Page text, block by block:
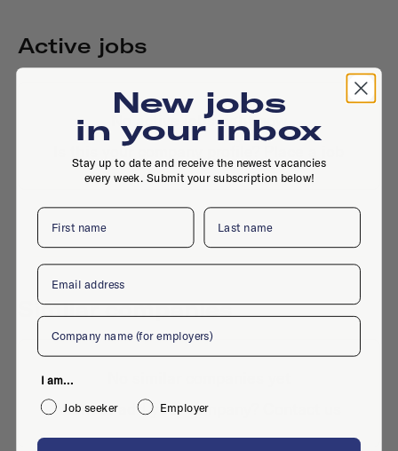
Active jobs
No active jobs right now
Is this your company profile?
Similar companies
Want to add your company?
New jobs
in your inbox
Stay up to date and receive the newest vacancies
every week. Submit your subscription below!
First name Last name
Email
Company
I am...
Job seeker
Employer